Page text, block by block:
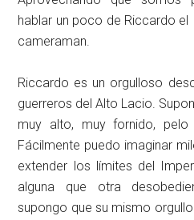
hablar un poco de Riccardo el
cameraman.
Riccardo es un orgulloso
guerreros del Alto Lacio.
muy alto, muy fornido, pelo
Fácilmente puedo imaginar
extender los límites del
alguna que otra
supongo que su mismo